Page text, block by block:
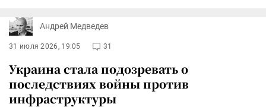
Андрей Медведев
31 июля 2026, 19:05 31
Украина стала подозревать о
последствиях войны против
инфраструктуры